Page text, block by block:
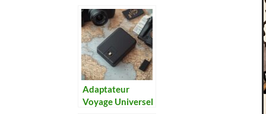
de votre périple
dans le désert du
Thar et sa perle
dorée
Adaptateur
Voyage Universel